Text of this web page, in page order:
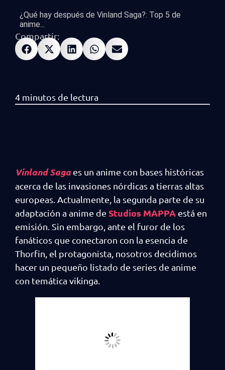
¿Qué hay después de Vinland Saga?: Top 5 de
anime...
Compartir:
Vinland Saga es un anime con bases históricas
acerca de las invasiones nórdicas a tierras altas
europeas. Actualmente, la segunda parte de su
adaptación a anime de Studios MAPPA está en
emisión. Sin embargo, ante el furor de los
fanáticos que conectaron con la esencia de
Thorfin, el protagonista, nosotros decidimos
hacer un pequeño listado de series de anime
con temática vikinga.